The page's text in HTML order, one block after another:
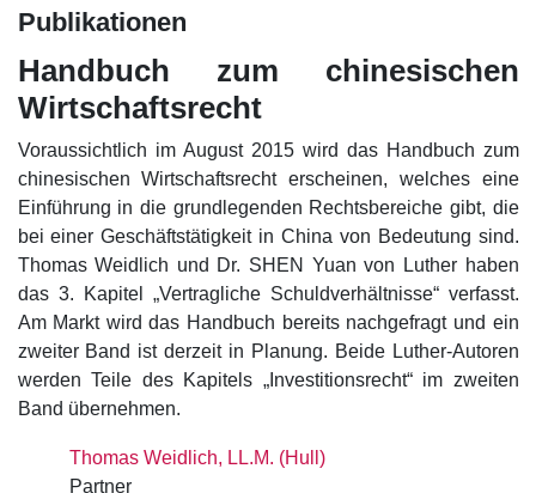
Publikationen
Handbuch zum chinesischen
Wirtschaftsrecht
Voraussichtlich im August 2015 wird das Handbuch zum
chinesischen Wirtschaftsrecht erscheinen, welches eine
Einführung in die grundlegenden Rechtsbereiche gibt, die
bei einer Geschäftstätigkeit in China von Bedeutung sind.
Thomas Weidlich und Dr. SHEN Yuan von Luther haben
das 3. Kapitel „Vertragliche Schuldverhältnisse“ verfasst.
Am Markt wird das Handbuch bereits nachgefragt und ein
zweiter Band ist derzeit in Planung. Beide Luther-Autoren
werden Teile des Kapitels „Investitionsrecht“ im zweiten
Band übernehmen.
Thomas Weidlich, LL.M. (Hull)
Partner